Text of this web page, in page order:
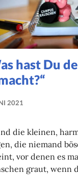
hast Du
2021
die kleinen,
die niemand
vor denen es
graut, wenn